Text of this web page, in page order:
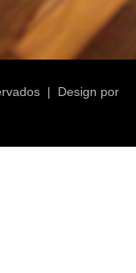
| Design por